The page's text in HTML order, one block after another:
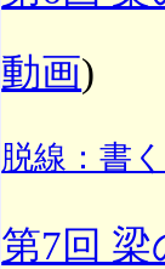
動画)
脱線：書
第7回